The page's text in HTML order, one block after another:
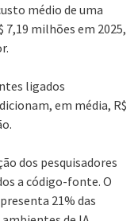
médio de uma
7,19 milhões em 2025,
ligados
em média, R$
dos pesquisadores
a código-fonte. O
21% das